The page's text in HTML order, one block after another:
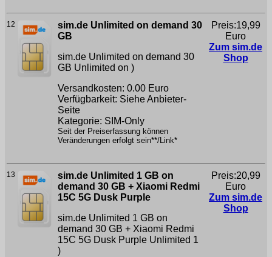
12
sim.de Unlimited on demand 30
GB
sim.de Unlimited on demand 30
GB Unlimited on )
Versandkosten: 0.00 Euro
Verfügbarkeit: Siehe Anbieter-
Seite
Kategorie: SIM-Only
Seit der Preiserfassung können
Veränderungen erfolgt sein**/Link*
Preis:19,99
Euro
Zum sim.de
Shop
13
sim.de Unlimited 1 GB on
demand 30 GB + Xiaomi Redmi
15C 5G Dusk Purple
sim.de Unlimited 1 GB on
demand 30 GB + Xiaomi Redmi
15C 5G Dusk Purple Unlimited 1
)
Preis:20,99
Euro
Zum sim.de
Shop